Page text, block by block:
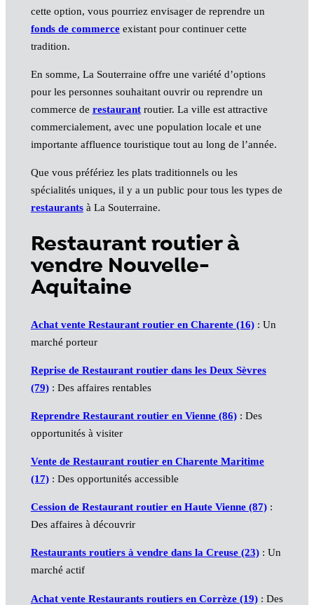
cette option, vous pourriez envisager de reprendre un
fonds de commerceexistant pour continuer cette
tradition.
En somme, La Souterraine offre une variété d’options
pour les personnes souhaitant ouvrir ou reprendre un
commerce de restaurantroutier. La ville est attractive
commercialement, avec une population locale et une
importante affluence touristique tout au long de l’année.
Que vous préfériez les plats traditionnels ou les
spécialités uniques, il y a un public pour tous les types de
restaurantsà La Souterraine.
Restaurant routier à
vendre Nouvelle-
Aquitaine
Achat vente Restaurant routier en Charente (16): Un
marché porteur
Reprise de Restaurant routier dans les Deux Sèvres
(79): Des affaires rentables
Reprendre Restaurant routier en Vienne (86): Des
opportunités à visiter
Vente de Restaurant routier en Charente Maritime
(17): Des opportunités accessible
Cession de Restaurant routier en Haute Vienne (87):
Des affaires à découvrir
Restaurants routiers à vendre dans la Creuse (23): Un
marché actif
Achat vente Restaurants routiers en Corrèze (19): Des